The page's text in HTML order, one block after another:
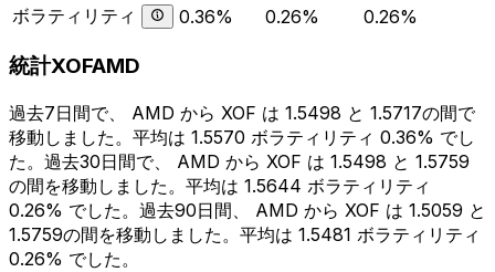
ボラティリティ
0.36% 0.26% 0.26%
統計XOFAMD
過去7日間で、 AMD から XOF は 1.5498 と 1.5717の間で
移動しました。平均は 1.5570 ボラティリティ 0.36% でし
た。過去30日間で、 AMD から XOF は 1.5498 と 1.5759
の間を移動しました。平均は 1.5644 ボラティリティ
0.26% でした。過去90日間、 AMD から XOF は 1.5059 と
1.5759の間を移動しました。平均は 1.5481 ボラティリティ
0.26% でした。